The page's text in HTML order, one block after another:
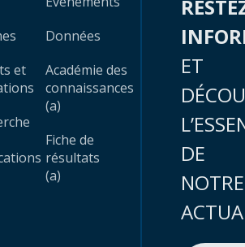
et
Données
Académie des
connaissances
(a)
Fiche de
résultats
(a)
ET
DE
NOTRE